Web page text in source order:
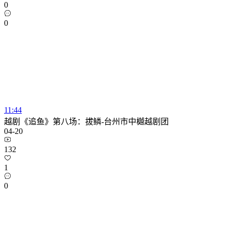
0
0
11:44
越剧《追鱼》第八场：拔鳞-台州市中樾越剧团
04-20
132
1
0